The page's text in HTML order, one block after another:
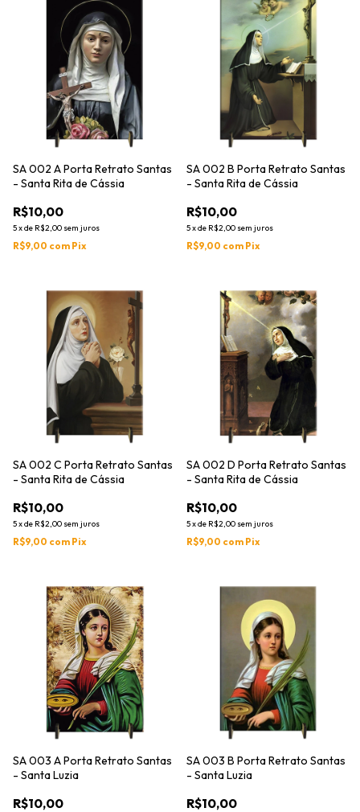
SA 002 A Porta Retrato Santas
- Santa Rita de Cássia
R$10,00
5xde R$2,00 sem juros
R$9,00 com Pix
SA 002 B Porta Retrato Santas
- Santa Rita de Cássia
R$10,00
5xde R$2,00 sem juros
R$9,00 com Pix
SA 002 C Porta Retrato Santas
- Santa Rita de Cássia
R$10,00
5xde R$2,00 sem juros
R$9,00 com Pix
SA 002 D Porta Retrato Santas
- Santa Rita de Cássia
R$10,00
5xde R$2,00 sem juros
R$9,00 com Pix
SA 003 A Porta Retrato Santas
- Santa Luzia
R$10,00
SA 003 B Porta Retrato Santas
- Santa Luzia
R$10,00